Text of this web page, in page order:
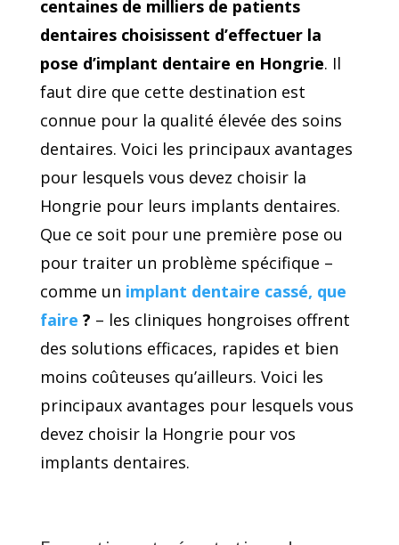
centaines de milliers de patients
dentaires choisissent d’effectuer la
pose d’implant dentaire en Hongrie. Il
faut dire que cette destination est
connue pour la qualité élevée des soins
dentaires. Voici les principaux avantages
pour lesquels vous devez choisir la
Hongrie pour leurs implants dentaires.
Que ce soit pour une première pose ou
pour traiter un problème spécifique –
comme un implant dentaire cassé, que
faire ? – les cliniques hongroises offrent
des solutions efficaces, rapides et bien
moins coûteuses qu’ailleurs. Voici les
principaux avantages pour lesquels vous
devez choisir la Hongrie pour vos
implants dentaires.